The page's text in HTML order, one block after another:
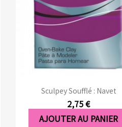
Sculpey Soufflé : Navet
2,75 €
AJOUTER AU PANIER
Aperçu rapide